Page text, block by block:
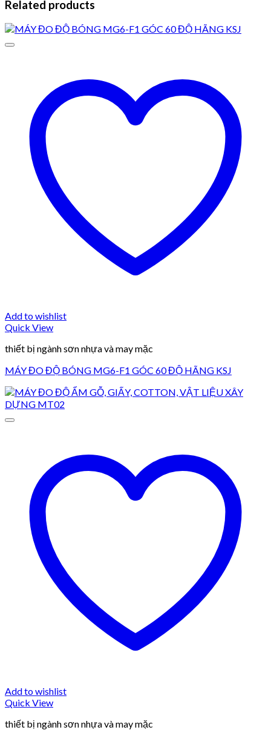
Related products
Add to wishlist
Quick View
thiết bị ngành sơn nhựa và may mặc
MÁY ĐO ĐỘ BÓNG MG6-F1 GÓC 60 ĐỘ HÃNG KSJ
Add to wishlist
Quick View
thiết bị ngành sơn nhựa và may mặc